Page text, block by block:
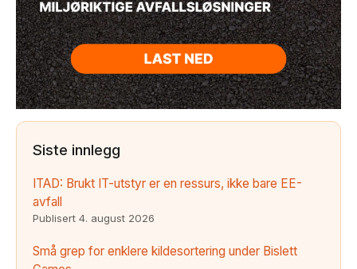
Siste innlegg
ITAD: Brukt IT-utstyr er en ressurs, ikke bare EE-
avfall
Publisert 4. august 2026
Små grep for enklere kildesortering under Bislett